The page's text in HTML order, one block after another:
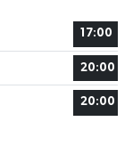
17:00
20:00
20:00